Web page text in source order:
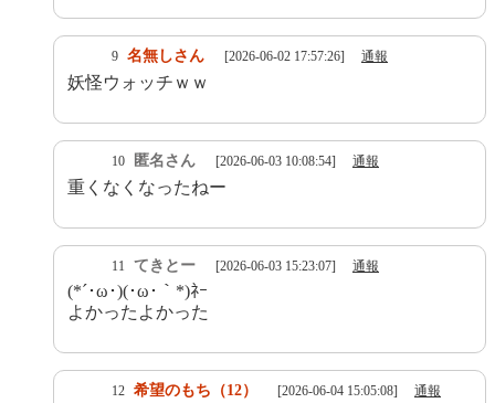
9 名無しさん [2026-06-02 17:57:26] 通報
妖怪ウォッチｗｗ
10 匿名さん [2026-06-03 10:08:54] 通報
重くなくなったねー
11 てきとー [2026-06-03 15:23:07] 通報
(*´･ω･)(･ω･｀*)ﾈｰ
よかったよかった
12 希望のもち（12） [2026-06-04 15:05:08] 通報